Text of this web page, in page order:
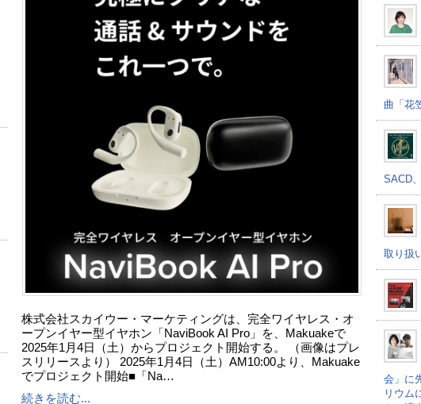
株式会社スカイウー・マーケティングは、完全ワイヤレス・オ
ープンイヤー型イヤホン「NaviBook AI Pro」を、Makuakeで
2025年1月4日（土）からプロジェクト開始する。 （画像はプレ
スリリースより） 2025年1月4日（土）AM10:00より、Makuake
でプロジェクト開始■「Na…
続きを読む...
曲「花
SACD
取り扱
会」に
リウム